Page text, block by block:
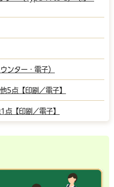
ンター・電子）
5点【印刷／電子】
点【印刷／電子】